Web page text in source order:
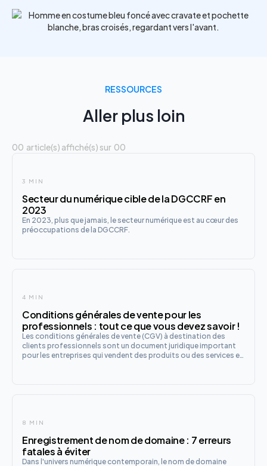
RESSOURCES
Aller plus loin
00 article(s) affiché(s) sur 00
3 MIN
Secteur du numérique cible de la DGCCRF en
2023
En 2023, plus que jamais, le secteur numérique est au cœur des
préoccupations de la DGCCRF.
4 MIN
Conditions générales de vente pour les
professionnels : tout ce que vous devez savoir !
Les conditions générales de vente (CGV) à destination des
clients professionnels sont un document juridique important
pour les entreprises qui vendent des produits ou des services en
8 MIN
Enregistrement de nom de domaine : 7 erreurs
fatales à éviter
Dans l'univers numérique contemporain, le nom de domaine